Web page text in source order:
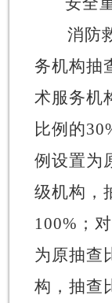
消防
务机构抽
术服务机
比例的
例设置为
级机构，
100% ；
为原抽查
构，抽查